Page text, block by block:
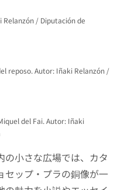
/ Diputación de
reposo. Autor: Iñaki Relanzón /
del Fai. Autor: Iñaki
小さな広場では、カタ
セップ・プラの銅像が一